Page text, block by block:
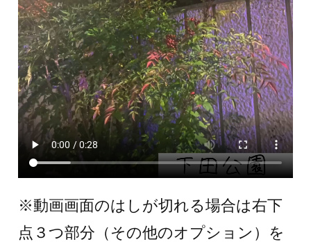
※動画画面のはしが切れる場合は右下
点３つ部分（その他のオプション）を